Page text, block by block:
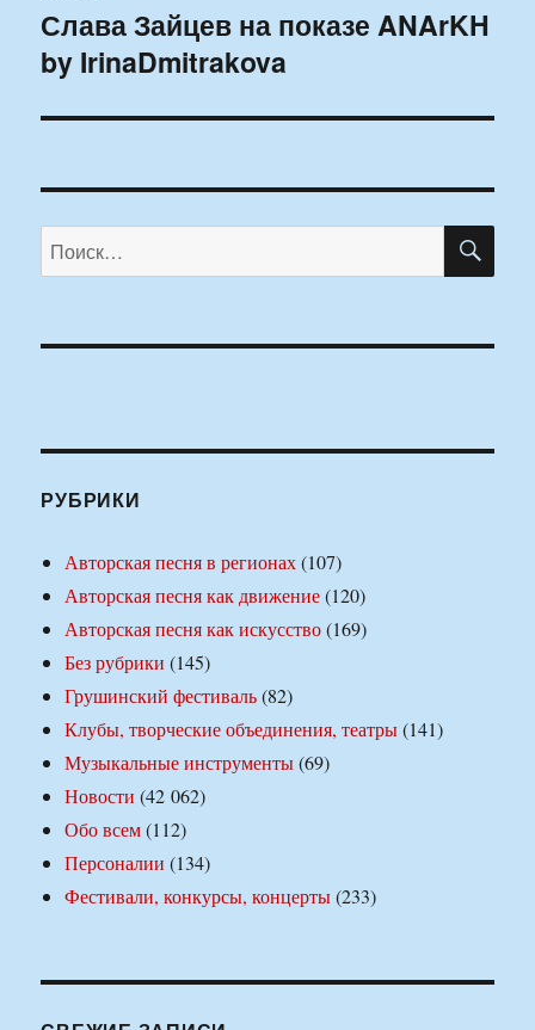
Следующая
запись:
Слава Зайцев на показе ANArKH
by IrinaDmitrakova
Искать:
РУБРИКИ
Авторская песня в регионах(107)
Авторская песня как движение(120)
Авторская песня как искусство(169)
Без рубрики (145)
Грушинский фестиваль(82)
Клубы, творческие объединения, театры(141)
Музыкальные инструменты(69)
Новости (42 062)
Обо всем(112)
Персоналии (134)
Фестивали, конкурсы, концерты(233)